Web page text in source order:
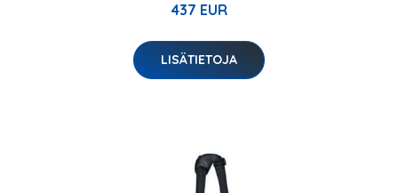
437 EUR
LISÄTIETOJA